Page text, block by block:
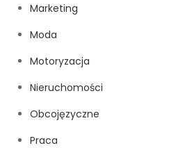
Marketing
Moda
Motoryzacja
Nieruchomości
Obcojęzyczne
Praca